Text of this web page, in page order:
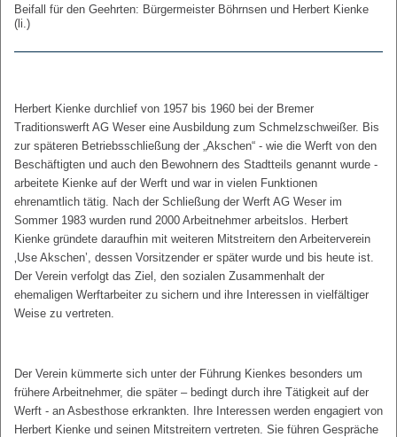
Beifall für den Geehrten: Bürgermeister Böhrnsen und Herbert Kienke
(li.)
Herbert Kienke durchlief von 1957 bis 1960 bei der Bremer
Traditionswerft AG Weser eine Ausbildung zum Schmelzschweißer. Bis
zur späteren Betriebsschließung der „Akschen“ - wie die Werft von den
Beschäftigten und auch den Bewohnern des Stadtteils genannt wurde -
arbeitete Kienke auf der Werft und war in vielen Funktionen
ehrenamtlich tätig. Nach der Schließung der Werft AG Weser im
Sommer 1983 wurden rund 2000 Arbeitnehmer arbeitslos. Herbert
Kienke gründete daraufhin mit weiteren Mitstreitern den Arbeiterverein
‚Use Akschen’, dessen Vorsitzender er später wurde und bis heute ist.
Der Verein verfolgt das Ziel, den sozialen Zusammenhalt der
ehemaligen Werftarbeiter zu sichern und ihre Interessen in vielfältiger
Weise zu vertreten.
Der Verein kümmerte sich unter der Führung Kienkes besonders um
frühere Arbeitnehmer, die später – bedingt durch ihre Tätigkeit auf der
Werft - an Asbesthose erkrankten. Ihre Interessen werden engagiert von
Herbert Kienke und seinen Mitstreitern vertreten. Sie führen Gespräche